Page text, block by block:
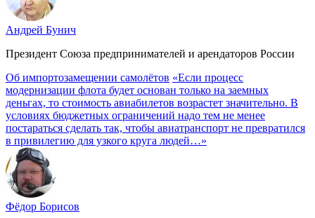
Андрей Бунич
Президент Союза предпринимателей и арендаторов России
Об импортозамещении самолётов «Если процесс
модернизации флота будет основан только на заемных
деньгах, то стоимость авиабилетов возрастет значительно. В
условиях бюджетных ограничений надо тем не менее
постараться сделать так, чтобы авиатранспорт не превратился
в привилегию для узкого круга людей…»
Фёдор Борисов